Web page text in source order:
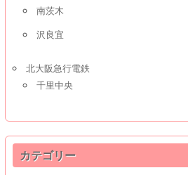
南茨木
沢良宜
北大阪急行電鉄
千里中央
カテゴリー